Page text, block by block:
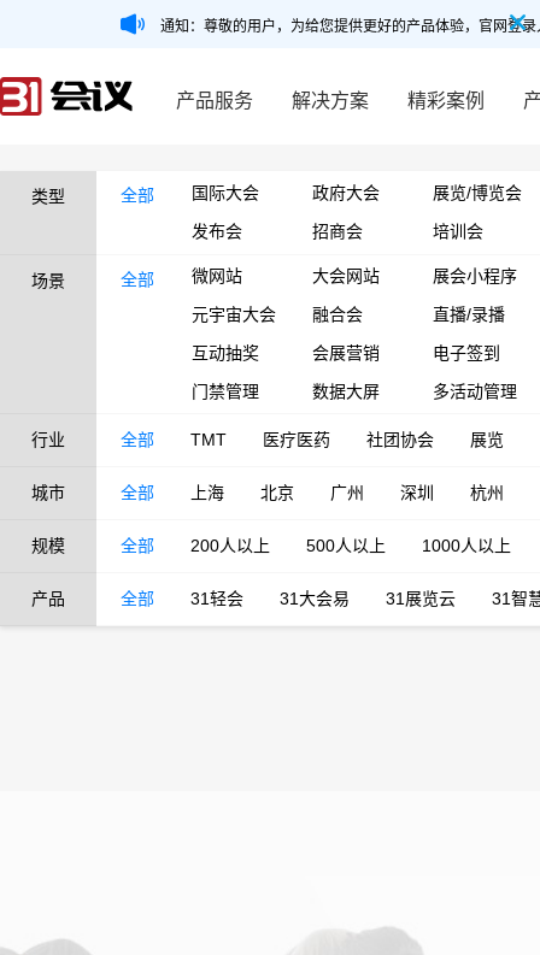
通知：尊敬的用户，为给您提供更好的产品体验，官网登
产品服务 解决方案 精彩案例
类型 全部 国际大会 政府大会
展览/博览会
发布会
招商会 培训会
场景 全部 微网站 大会网站
展会小程序
元宇宙大会
融合会
直播/录播
互动抽奖
会展营销
电子签到
门禁管理
数据大屏 多活动管理
行业 全部 TMT 医疗医药 社团协会 展览
城市 全部 上海 北京 广州 深圳 杭州
规模 全部 200人以上 500人以上 1000人以上
产品 全部 31轻会 31大会易 31展览云 31智